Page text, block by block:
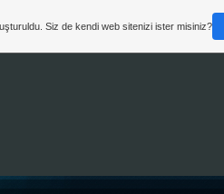
Siz de kendi web sitenizi ister misiniz?